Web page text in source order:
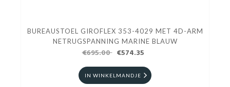
BUREAUSTOEL GIROFLEX 353-4029 MET 4D-ARM
NETRUGSPANNING MARINE BLAUW
€695.00 €574.35
IN WINKELMANDJE